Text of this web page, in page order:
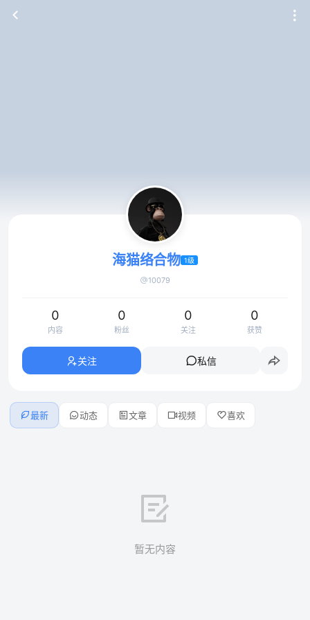
海猫络合物 1级
10079
0
内容
0
粉丝
0
关注
0
获赞
关注 私信
最新 动态 文章 视频 喜欢
暂无内容